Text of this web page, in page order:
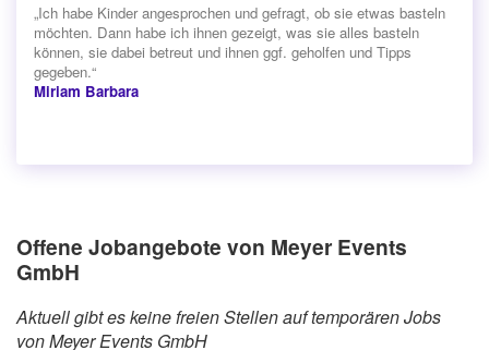
„Ich habe Kinder angesprochen und gefragt, ob sie etwas basteln
möchten. Dann habe ich ihnen gezeigt, was sie alles basteln
können, sie dabei betreut und ihnen ggf. geholfen und Tipps
gegeben.“
Miriam Barbara
Offene Jobangebote von Meyer Events
GmbH
Aktuell gibt es keine freien Stellen auf temporären Jobs
von Meyer Events GmbH